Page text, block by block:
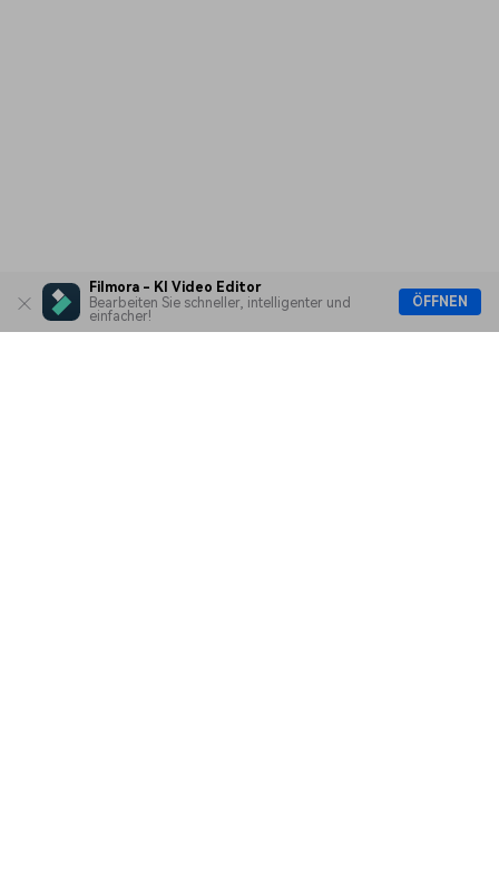
Filmora - KI Video Editor
Bearbeiten Sie schneller, intelligenter und
einfacher!
ÖFFNEN